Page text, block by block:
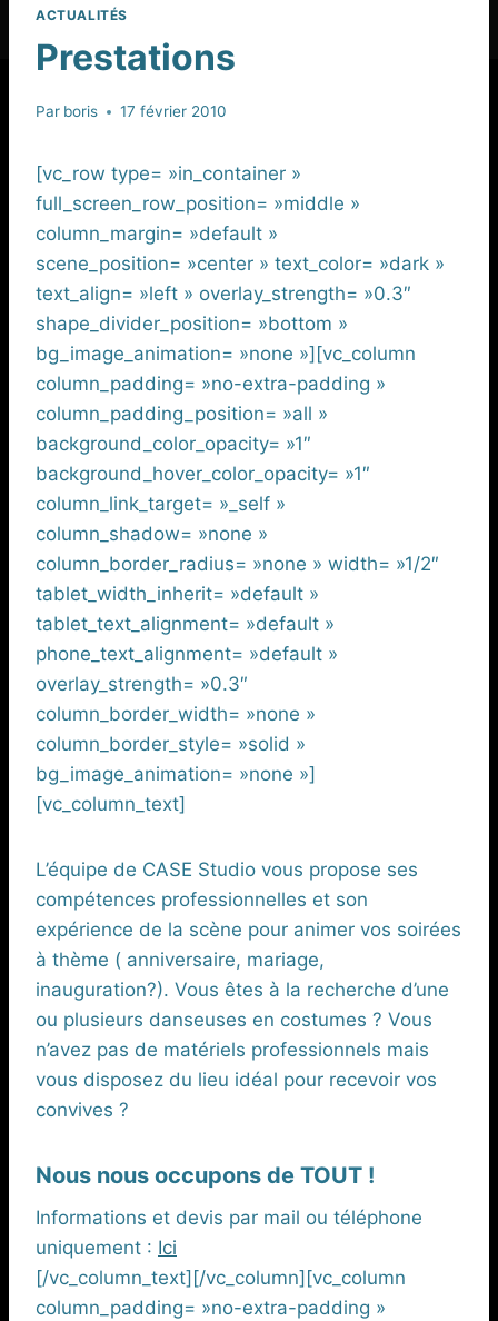
ACTUALITÉS
Prestations
Par boris 17 février 2010
[vc_row type= »in_container »
full_screen_row_position= »middle »
column_margin= »default »
scene_position= »center » text_color= »dark »
text_align= »left » overlay_strength= »0.3″
shape_divider_position= »bottom »
bg_image_animation= »none »][vc_column
column_padding= »no-extra-padding »
column_padding_position= »all »
background_color_opacity= »1″
background_hover_color_opacity= »1″
column_link_target= »_self »
column_shadow= »none »
column_border_radius= »none » width= »1/2″
tablet_width_inherit= »default »
tablet_text_alignment= »default »
phone_text_alignment= »default »
overlay_strength= »0.3″
column_border_width= »none »
column_border_style= »solid »
bg_image_animation= »none »]
[vc_column_text]
L’équipe de CASE Studio vous propose ses
compétences professionnelles et son
expérience de la scène pour animer vos soirées
à thème ( anniversaire, mariage,
inauguration?). Vous êtes à la recherche d’une
ou plusieurs danseuses en costumes ? Vous
n’avez pas de matériels professionnels mais
vous disposez du lieu idéal pour recevoir vos
convives ?
Nous nous occupons de TOUT !
Informations et devis par mail ou téléphone
uniquement : Ici
[/vc_column_text][/vc_column][vc_column
column_padding= »no-extra-padding »